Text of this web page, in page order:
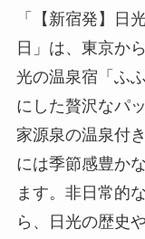
「【新宿発】日
日」は、東京か
光の温泉宿「ふ
にした贅沢なパ
家源泉の温泉付
には季節感豊か
ます。非日常的
ら、日光の歴史